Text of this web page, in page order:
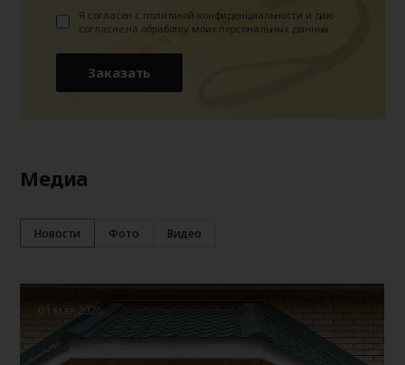
Я согласен с политикой конфиденциальности и даю
согласие на обработку моих персональных данных.
Заказать
Медиа
Новости Фото Видео
01 мая 2026